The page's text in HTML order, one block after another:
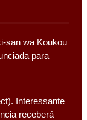
san wa Koukou
para
Interessante
receberá